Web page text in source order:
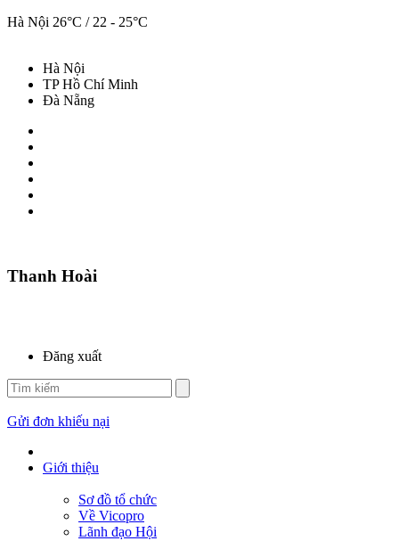
Hà Nội 26°C / 22 - 25°C
Hà Nội
TP Hồ Chí Minh
Đà Nẵng
Thanh Hoài
Đăng xuất
Gửi đơn khiếu nại
Giới thiệu
Sơ đồ tổ chức
Về Vicopro
Lãnh đạo Hội